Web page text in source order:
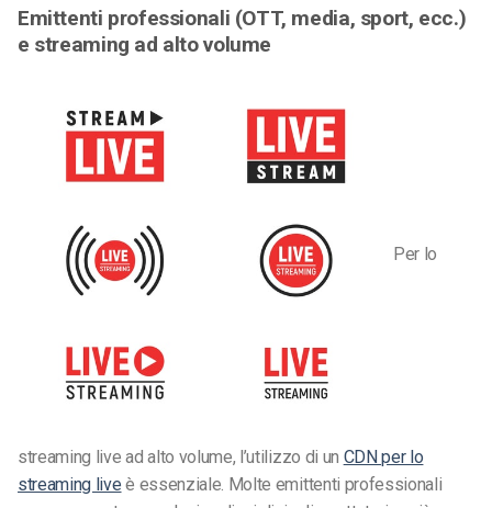
Emittenti professionali (OTT, media, sport, ecc.)
e streaming ad alto volume
Per lo
streaming live ad alto volume, l’utilizzo di un CDN per lo
streaming live è essenziale. Molte emittenti professionali